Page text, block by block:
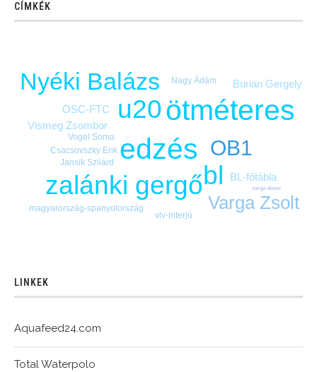
CÍMKÉK
edzés
ötméteres
bl
u20
zalánki gergő
Nyéki Balázs
OB1
Varga Zsolt
BL-főtábla
Burián Gergely
OSC-FTC
Vismeg Zsombor
Csacsovszky Erik
Jansik Szilárd
magyarország-spanyolország
Nagy Ádám
vlv-interjú
Vogel Soma
varga dénes
LINKEK
Aquafeed24.com
Total Waterpolo